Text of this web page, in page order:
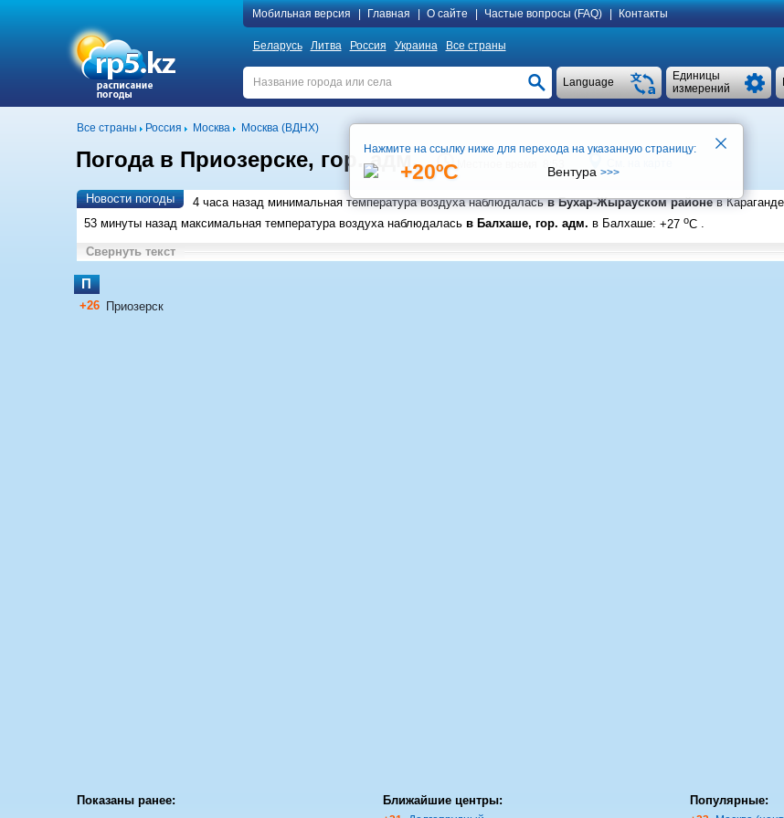
Мобильная версия Главная О сайте Частые вопросы (FAQ) Контакты
Беларусь Литва Россия Украина Все страны
Единицы
измерений
Language
Все страны Россия Москва Москва (ВДНХ)
Погода в Приозерске, гор. адм. Местное время 8:53
Новости погоды 4 часа назад минимальная температура воздуха наблюдаласьв Бухар-Жырауском районе в
53 минуты назад максимальная температура воздуха наблюдалась в Балхаше, гор. адм. в Балхаше: +27 oC .
Свернуть текст
П
+26 Приозерск
Показаны ранее: Ближайшие центры: Популярные:
Нажмите на ссылку ниже для перехода на указанную страницу:
+20ºC Вентура >>>